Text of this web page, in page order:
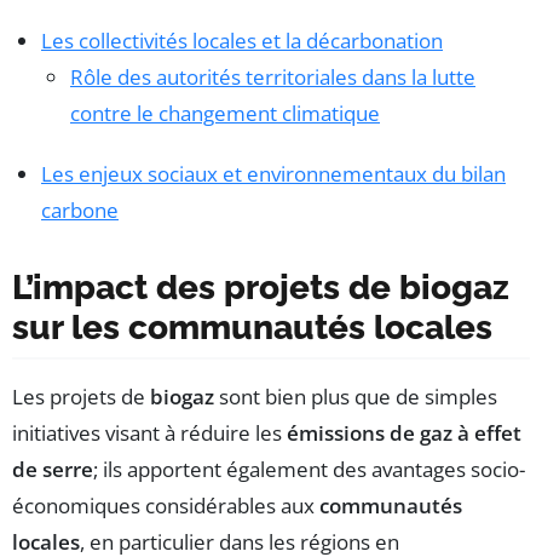
Les collectivités locales et la décarbonation
Rôle des autorités territoriales dans la lutte
contre le changement climatique
Les enjeux sociaux et environnementaux du bilan
carbone
L’impact des projets de biogaz
sur les communautés locales
Les projets de biogazsont bien plus que de simples
initiatives visant à réduire lesémissions de gaz à effet
de serre; ils apportent également des avantages socio-
économiques considérables auxcommunautés
locales, en particulier dans les régions en